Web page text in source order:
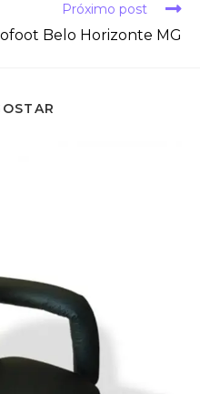
Próximo post
Belo Horizonte MG